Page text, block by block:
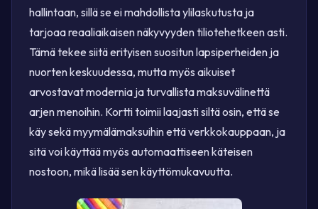
hallintaan, sillä se ei mahdollista ylilaskutusta ja
tarjoaa reaaliaikaisen näkyvyyden tiliotehetkeen asti.
Tämä tekee siitä erityisen suositun lapsiperheiden ja
nuorten keskuudessa, mutta myös aikuiset
arvostavat modernia ja turvallista maksuvälinettä
arjen menoihin. Kortti toimii laajasti siltä osin, että se
käy sekä myymälämaksuihin että verkkokauppaan, ja
sitä voi käyttää myös automaattiseen käteisen
nostoon, mikä lisää sen käyttömukavuutta.